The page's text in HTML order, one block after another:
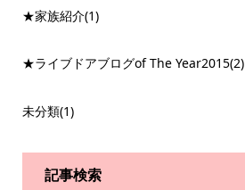
★家族紹介(1)
★ライブドアブログof The Year2015(2)
未分類(1)
記事検索